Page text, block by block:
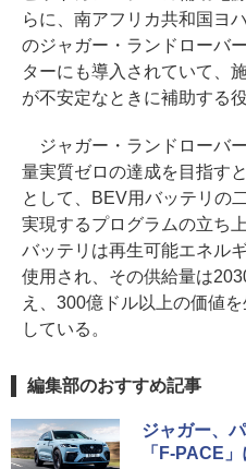
らに、南アフリカ共和国ヨ
のジャガー・ランドローバ
ターにも導入されていて、
が不安定なときに補助する
ジャガー・ランドローバ
量実質ゼロの達成を目指す
として、BEV用バッテリの
実現するプログラムの立ち
バッテリは再生可能エネル
使用され、その供給量は
え、300億ドル以上の価値
している。
編集部のおすすめ記事
ジャガー、
「F-PACE